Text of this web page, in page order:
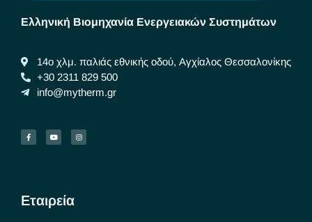
Ελληνική Βιομηχανία Ενεργειακών Συστημάτων
14ο χλμ. παλιάς εθνικής οδού, Αγχίαλος Θεσσαλονίκης
+30 2311 829 500
info@mytherm.gr
Εταιρεία